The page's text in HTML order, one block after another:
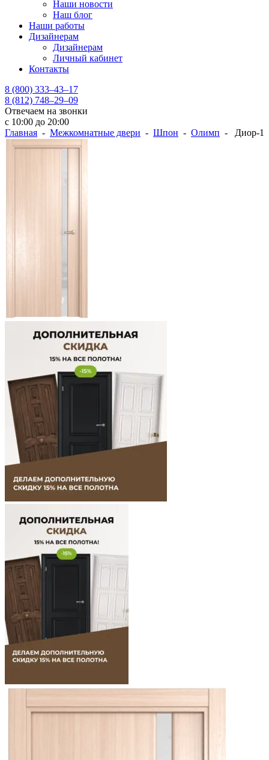
Наши новости
Наш блог
Наши работы
Дизайнерам
Дизайнерам
Личный кабинет
Контакты
8 (800) 333–43–17
8 (812) 748–29–09
Отвечаем на звонки
с 10:00 до 20:00
Главная - Межкомнатные двери - Шпон - Олимп - Диор-1